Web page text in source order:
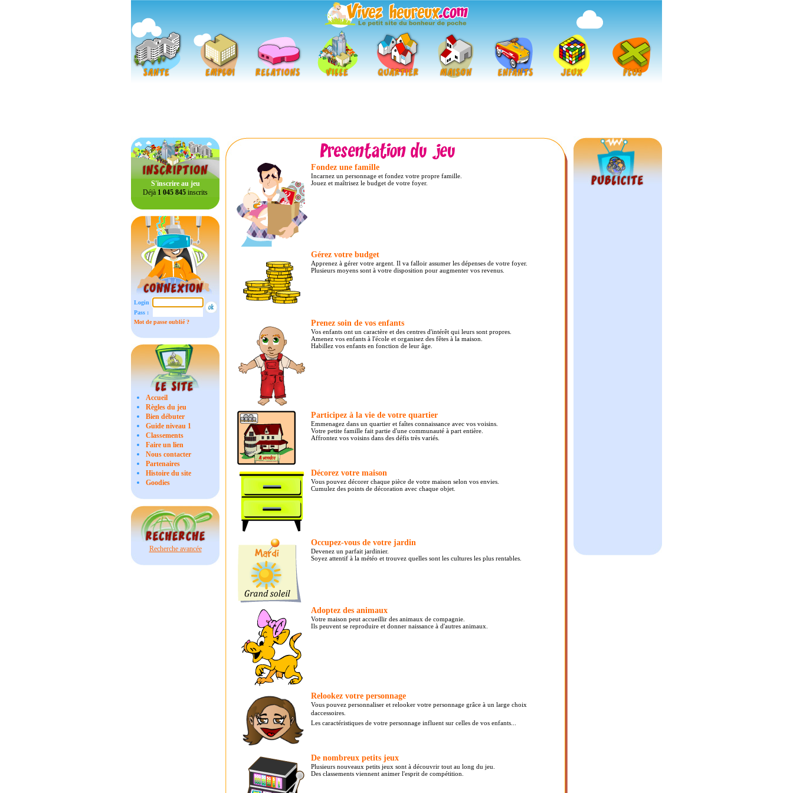
S'inscrire au jeu
Déjà 1 045 845 inscrits
Login :
Pass :
Mot de passe oublié ?
Accueil
Règles du jeu
Bien débuter
Guide niveau 1
Classements
Faire un lien
Nous contacter
Partenaires
Histoire du site
Goodies
Recherche avancée
Fondez une famille
Incarnez un personnage et fondez votre propre famille.
Jouez et maîtrisez le budget de votre foyer.
Gérez votre budget
Apprenez à gérer votre argent. Il va falloir assumer les dépenses de votre foyer.
Plusieurs moyens sont à votre disposition pour augmenter vos revenus.
Prenez soin de vos enfants
Vos enfants ont un caractère et des centres d'intérêt qui leurs sont propres.
Amenez vos enfants à l'école et organisez des fêtes à la maison.
Habillez vos enfants en fonction de leur âge.
Participez à la vie de votre quartier
Emmenagez dans un quartier et faîtes connaissance avec vos voisins.
Votre petite famille fait partie d'une communauté à part entière.
Affrontez vos voisins dans des défis très variés.
Décorez votre maison
Vous pouvez décorer chaque pièce de votre maison selon vos envies.
Cumulez des points de décoration avec chaque objet.
Occupez-vous de votre jardin
Devenez un parfait jardinier.
Soyez attentif à la météo et trouvez quelles sont les cultures les plus rentables.
Adoptez des animaux
Votre maison peut accueillir des animaux de compagnie.
Ils peuvent se reproduire et donner naissance à d'autres animaux.
Relookez votre personnage
Vous pouvez personnaliser et relooker votre personnage grâce à un large choix
daccessoires.
Les caractéristiques de votre personnage influent sur celles de vos enfants...
De nombreux petits jeux
Plusieurs nouveaux petits jeux sont à découvrir tout au long du jeu.
Des classements viennent animer l'esprit de compétition.